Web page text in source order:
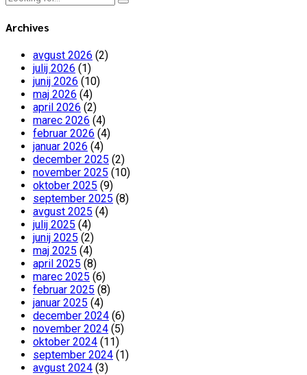
Archives
avgust 2026 (2)
julij 2026 (1)
junij 2026 (10)
maj 2026 (4)
april 2026 (2)
marec 2026 (4)
februar 2026 (4)
januar 2026 (4)
december 2025 (2)
november 2025 (10)
oktober 2025 (9)
september 2025 (8)
avgust 2025 (4)
julij 2025 (4)
junij 2025 (2)
maj 2025 (4)
april 2025 (8)
marec 2025 (6)
februar 2025 (8)
januar 2025 (4)
december 2024 (6)
november 2024 (5)
oktober 2024 (11)
september 2024 (1)
avgust 2024 (3)